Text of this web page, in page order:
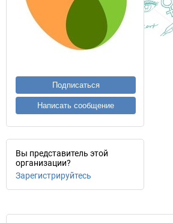
Подписаться
Написать сообщение
Вы представитель этой
организации?
Зарегистрируйтесь